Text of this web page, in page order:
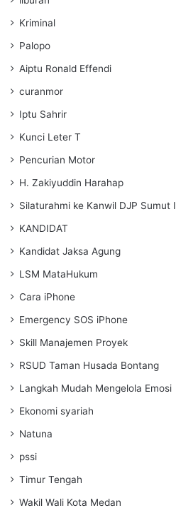
Kriminal
Palopo
Aiptu Ronald Effendi
curanmor
Iptu Sahrir
Kunci Leter T
Pencurian Motor
H. Zakiyuddin Harahap
Silaturahmi ke Kanwil DJP Sumut I
KANDIDAT
Kandidat Jaksa Agung
LSM MataHukum
Cara iPhone
Emergency SOS iPhone
Skill Manajemen Proyek
RSUD Taman Husada Bontang
Langkah Mudah Mengelola Emosi
Ekonomi syariah
Natuna
pssi
Timur Tengah
Wakil Wali Kota Medan